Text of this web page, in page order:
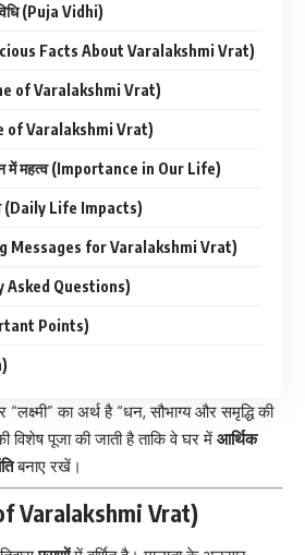
(Puja Vidhi)
Facts About Varalakshmi Vrat)
of Varalakshmi Vrat)
of Varalakshmi Vrat)
में महत्व (Importance in Our Life)
(Daily Life Impacts)
Messages for Varalakshmi Vrat)
Asked Questions)
Points)
का अर्थ है “धन, सौभाग्य और समृद्धि की
विशेष पूजा की जाती है ताकि वे घर में आर्थिक
बनाए रखें।
Varalakshmi Vrat)